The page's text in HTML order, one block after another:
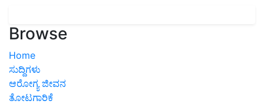
Browse
Home
ಸುದ್ದಿಗಳು
ಆರೋಗ್ಯ ಜೀವನ
ತೋಟಗಾರಿಕೆ